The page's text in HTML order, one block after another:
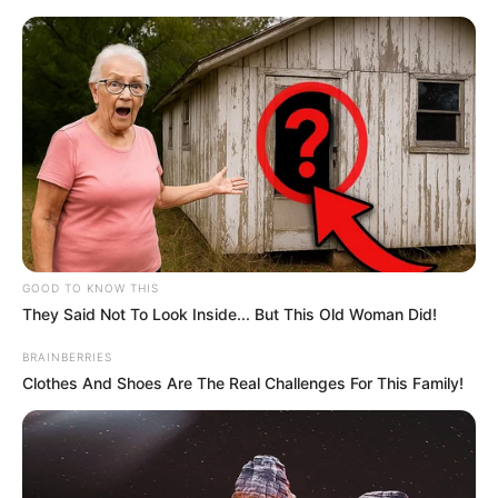
Kneipp Kurort Bad Wörishofen
Veranstaltungen Hotels
Kurpark - Denkmalplatz - Kirche Dominikanerinnenkloster
- Sebastianeum - Historische Kurhalle - Luitpold-Leusser-
GOOD TO KNOW THIS
They Said Not To Look Inside... But This Old Woman Did!
BRAINBERRIES
Clothes And Shoes Are The Real Challenges For This Family!